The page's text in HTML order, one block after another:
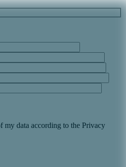
my data according to the Privacy